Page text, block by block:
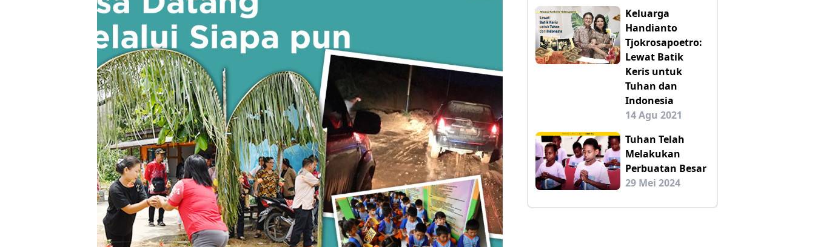
Keluarga
Handianto
Tjokrosapoetro:
Lewat Batik
Keris untuk
Tuhan dan
Indonesia
14 Agu 2021
Tuhan Telah
Melakukan
Perbuatan Besar
29 Mei 2024